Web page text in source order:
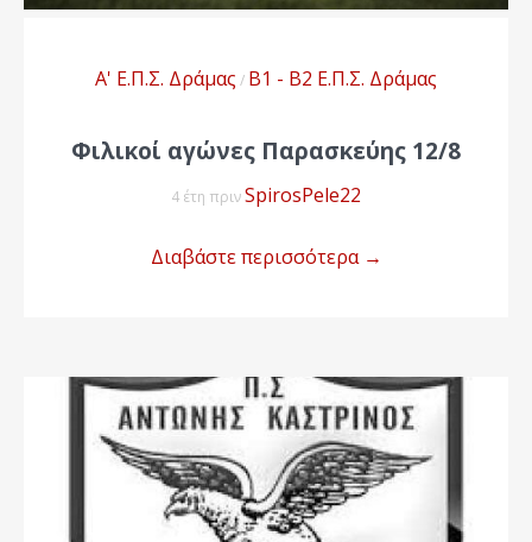
Α' Ε.Π.Σ. Δράμας / Β1 - Β2 Ε.Π.Σ. Δράμας
Φιλικοί αγώνες Παρασκεύης 12/8
4 έτη πρινSpirosPele22
Διαβάστε περισσότερα →